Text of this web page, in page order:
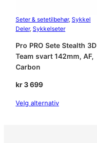
0
g
a
d
e
r
n
Seter & setetilbehør, Sykkel
Deler, Sykkelseter
Pro PRO Sete Stealth 3D
Team svart 142mm, AF,
Carbon
kr3 699
Velg alternativ